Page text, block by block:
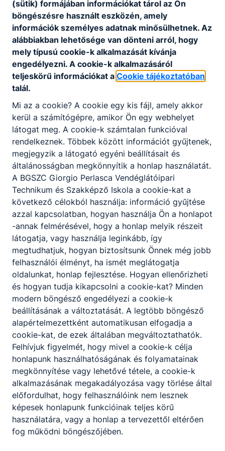
A végzett fiatalok számára nyitva van az út a
szakirányú tanulmányok folytatására.
KOMPETENCIAELVÁRÁS
Kiváló kommunikációs készség, jó
problémamegoldó képesség, állóképesség, nagy
terhelhetőség, jó stressztűrő képesség, empátia,
szervezőkészség, együttműködő képesség.
A SZAKKÉPZETTSÉGGEL RENDELKEZŐ
elvégzi az üzemeltetéssel kapcsolatos
teendőket;
ﬁgyelemmel kíséri az árukészletet, részt
vesz az áru szakszerű minőségi és
mennyiségi átvételében, tárolásában és
dokumentálásában;
ismerteti a választékot, ételeket ajánl az
allergének ﬁgyelembevételével, italokat
ajánl, azokat párosítja a vendég által
megrendelt ételekhez;
felveszi a rendelést;
felszolgál, a különböző felszolgálási
rendszerek és az egység igényeinek
ﬁgyelembevételével előkészíti a
felszolgáláshoz szükséges eszközöket,
elkészíti az italokat, majd szakszerűen
kiviszi az ételeket, italokat a vendégek
asztalához;
barista, bartender, sommelier
tevékenységet végez;
ﬁgyelemmel kíséri a vendégek kéréseit, a
vendégek étkezése során kommunikál,
tájékozódik elégedettségükről;
megszervezi a saját és beosztott
(sütik) formájában információkat tárol az Ön
böngészésre használt eszközén, amely
információk személyes adatnak minősülhetnek. Az
alábbiakban lehetősége van dönteni arról, hogy
mely típusú cookie-k alkalmazását kívánja
engedélyezni. A cookie-k alkalmazásáról
teljeskörű információkat a Cookie tájékoztatóban
talál.
Mi az a cookie? A cookie egy kis fájl, amely akkor
kerül a számítógépre, amikor Ön egy webhelyet
látogat meg. A cookie-k számtalan funkcióval
rendelkeznek. Többek között információt gyűjtenek,
megjegyzik a látogató egyéni beállításait és
általánosságban megkönnyítik a honlap használatát.
A BGSZC Giorgio Perlasca Vendéglátóipari
Technikum és Szakképző Iskola a cookie-kat a
következő célokból használja: információ gyűjtése
azzal kapcsolatban, hogyan használja Ön a honlapot
-annak felmérésével, hogy a honlap melyik részeit
látogatja, vagy használja leginkább, így
megtudhatjuk, hogyan biztosítsunk Önnek még jobb
felhasználói élményt, ha ismét meglátogatja
oldalunkat, honlap fejlesztése. Hogyan ellenőrizheti
és hogyan tudja kikapcsolni a cookie-kat? Minden
modern böngésző engedélyezi a cookie-k
beállításának a változtatását. A legtöbb böngésző
alapértelmezettként automatikusan elfogadja a
cookie-kat, de ezek általában megváltoztathatók.
Felhívjuk figyelmét, hogy mivel a cookie-k célja
honlapunk használhatóságának és folyamatainak
megkönnyítése vagy lehetővé tétele, a cookie-k
alkalmazásának megakadályozása vagy törlése által
előfordulhat, hogy felhasználóink nem lesznek
képesek honlapunk funkcióinak teljes körű
használatára, vagy a honlap a tervezettől eltérően
fog működni böngészőjében.